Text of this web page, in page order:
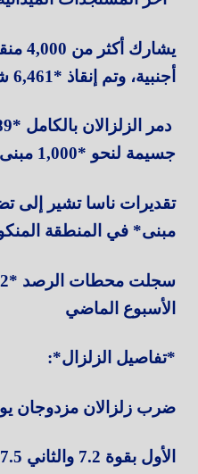
أجنبية، وتم إنقاذ *6,461 شخصاً* حتى الآن
جسيمة لنحو *1,000 مبنى آخر*.
مبنى* في المنطقة
الأسبوع الماضي
*تفاصيل الزلزال*:
ضرب زلزالان مزدوجان يوم 24 يونيو